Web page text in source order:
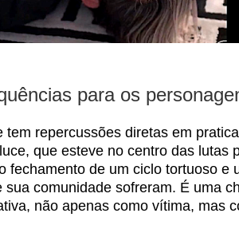
para os
tem repercussões diretas em
que esteve no centro das lutas
fechamento de um ciclo tortuoso e
comunidade sofreram. É uma
não apenas como vítima, mas